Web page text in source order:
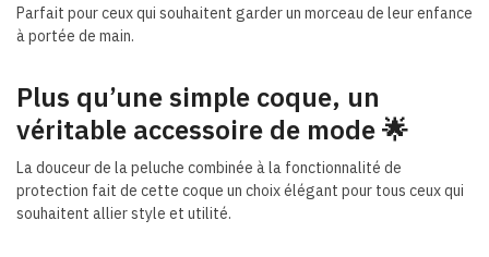
Parfait pour ceux qui souhaitent garder un morceau de leur enfance
à portée de main.
Plus qu’une simple coque, un
véritable accessoire de mode 🌟
La douceur de la peluche combinée à la fonctionnalité de
protection fait de cette coque un choix élégant pour tous ceux qui
souhaitent allier style et utilité.